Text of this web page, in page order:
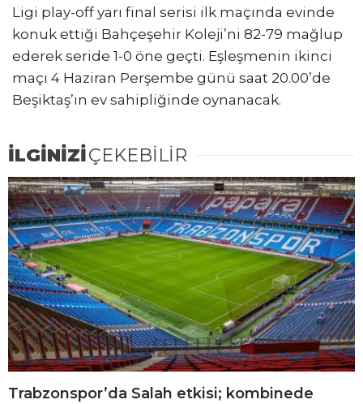
Ligi play-off yarı final serisi ilk maçında evinde
konuk ettiği Bahçeşehir Koleji’ni 82-79 mağlup
ederek seride 1-0 öne geçti. Eşleşmenin ikinci
maçı 4 Haziran Perşembe günü saat 20.00’de
Beşiktaş’ın ev sahipliğinde oynanacak.
İLGİNİZİÇEKEBİLİR
Trabzonspor’da Salah etkisi; kombinede